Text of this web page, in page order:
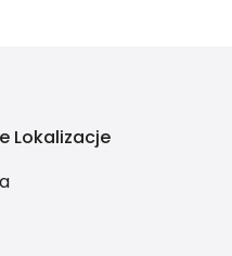
Lokalizacje